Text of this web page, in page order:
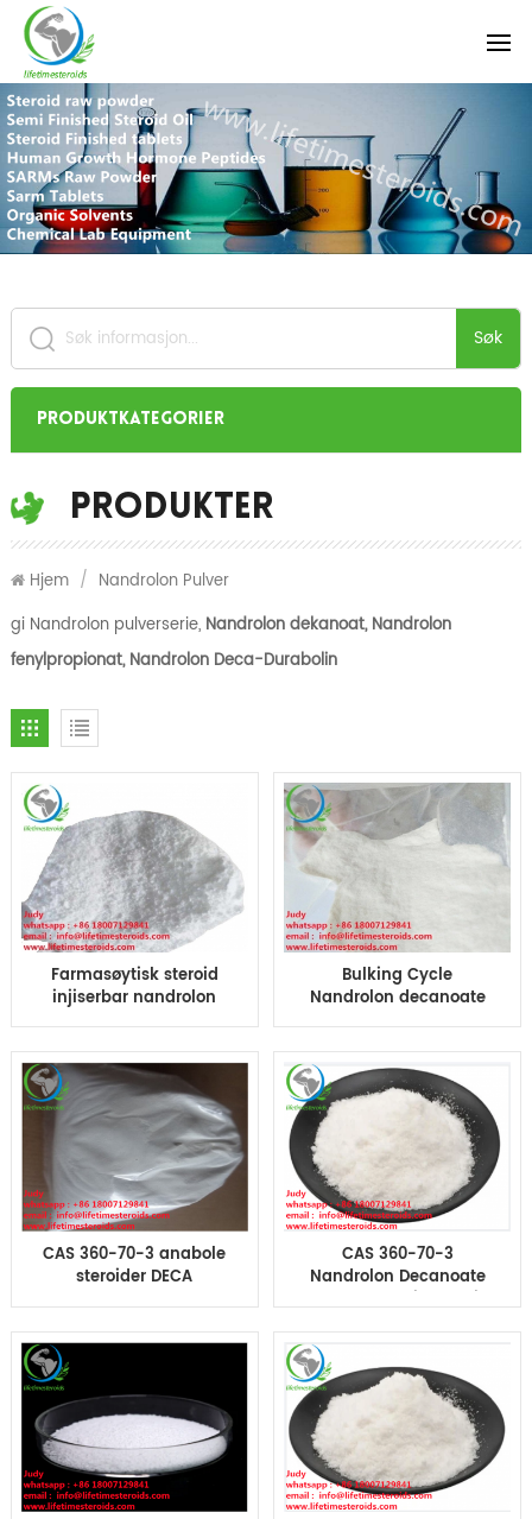
Søk
Produktkategorier
Produkter
Hjem / Nandrolon Pulver
gi Nandrolon pulverserie, Nandrolon dekanoat, Nandrolon
fenylpropionat, Nandrolon Deca-Durabolin
Farmasøytisk steroid
injiserbar nandrolon
Deca-Durabolin
Bulking Cycle
Nandrolon decanoate
White Raw Steroid
CAS 360-70-3 anabole
steroider DECA
kroppsbygging
CAS 360-70-3
Nandrolon Decanoate
Deca Durabolin Steroid